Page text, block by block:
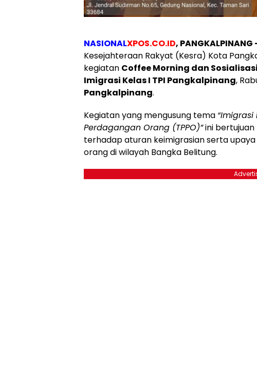
NASIONALXPOS.CO.ID, PANGKALPINANG
Kesejahteraan Rakyat (Kesra) Kota
kegiatan Coffee Morning dan
Imigrasi Kelas I TPI Pangkalpinang,
Pangkalpinang.
Kegiatan yang mengusung tema
Perdagangan Orang (TPPO)”ini
terhadap aturan keimigrasian serta
orang di wilayah Bangka Belitung.